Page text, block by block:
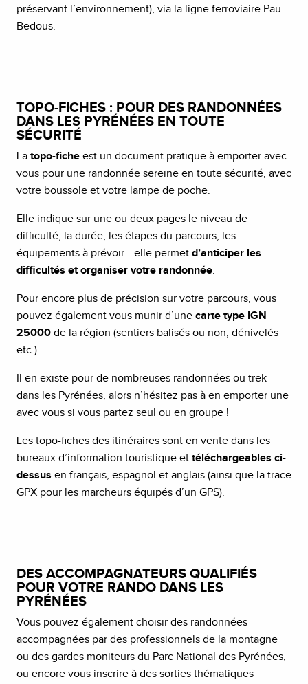
préservant l’environnement), via la ligne ferroviaire Pau-
Bedous.
TOPO-FICHES : POUR DES RANDONNÉES
DANS LES PYRÉNÉES EN TOUTE
SÉCURITÉ
La topo-fiche est un document pratique à emporter avec
vous pour une randonnée sereine en toute sécurité, avec
votre boussole et votre lampe de poche.
Elle indique sur une ou deux pages le niveau de
difficulté, la durée, les étapes du parcours, les
équipements à prévoir… elle permet d’anticiper les
difficultés et organiser votre randonnée.
Pour encore plus de précision sur votre parcours, vous
pouvez également vous munir d’une carte type IGN
25000 de la région (sentiers balisés ou non, dénivelés
etc.).
Il en existe pour de nombreuses randonnées ou trek
dans les Pyrénées, alors n’hésitez pas à en emporter une
avec vous si vous partez seul ou en groupe !
Les topo-fiches des itinéraires sont en vente dans les
bureaux d’information touristique et téléchargeables ci-
dessus en français, espagnol et anglais (ainsi que la trace
GPX pour les marcheurs équipés d’un GPS).
DES ACCOMPAGNATEURS QUALIFIÉS
POUR VOTRE RANDO DANS LES
PYRÉNÉES
Vous pouvez également choisir des randonnées
accompagnées par des professionnels de la montagne
ou des gardes moniteurs du Parc National des Pyrénées,
ou encore vous inscrire à des sorties thématiques